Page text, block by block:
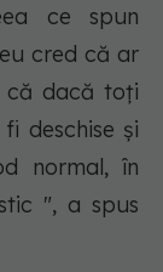
ce spun
cred că ar
că dacă toți
deschise și
normal, în
", a spus